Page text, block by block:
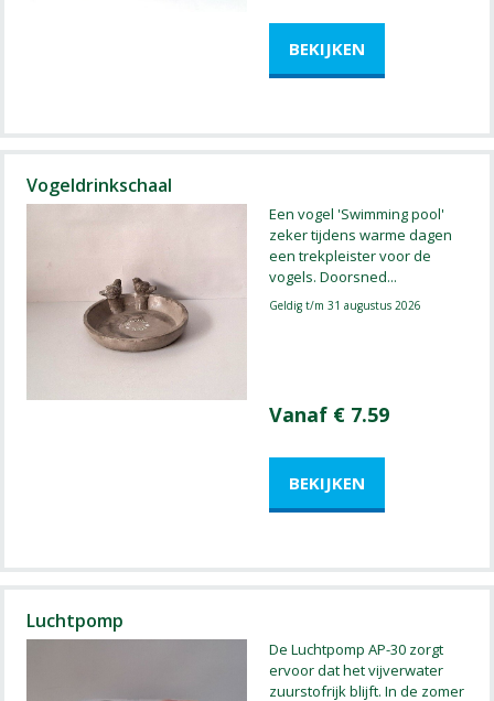
Vogeldrinkschaal
Een vogel 'Swimming pool'
zeker tijdens warme dagen
een trekpleister voor de
vogels. Doorsned...
Geldig t/m 31 augustus 2026
Vanaf € 7.59
Luchtpomp
De Luchtpomp AP-30 zorgt
ervoor dat het vijverwater
zuurstofrijk blijft. In de zomer